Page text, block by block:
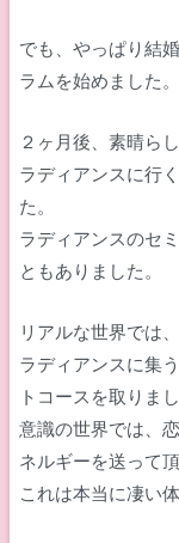
でも、やっぱり結
ラムを始めました。
２ヶ月後、素晴ら
ラディアンスに行
た。
ラディアンスのセ
ともありました。
リアルな世界では
ラディアンスに集
トコースを取りまし
意識の世界では、
ネルギーを送って
これは本当に凄い